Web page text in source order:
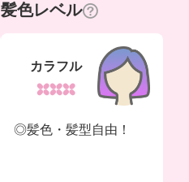
髪色レベル
カラフル
◎髪色・髪型自由！